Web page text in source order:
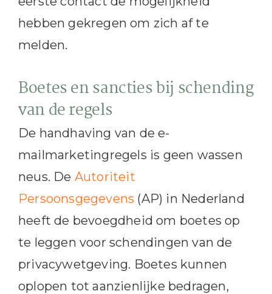
hebben gekregen om zich af te
melden.
Boetes en sancties bij schending
van de regels
De handhaving van de e-
mailmarketingregels is geen wassen
neus. De Autoriteit
Persoonsgegevens (AP) in Nederland
heeft de bevoegdheid om boetes op
te leggen voor schendingen van de
privacywetgeving. Boetes kunnen
oplopen tot aanzienlijke bedragen,